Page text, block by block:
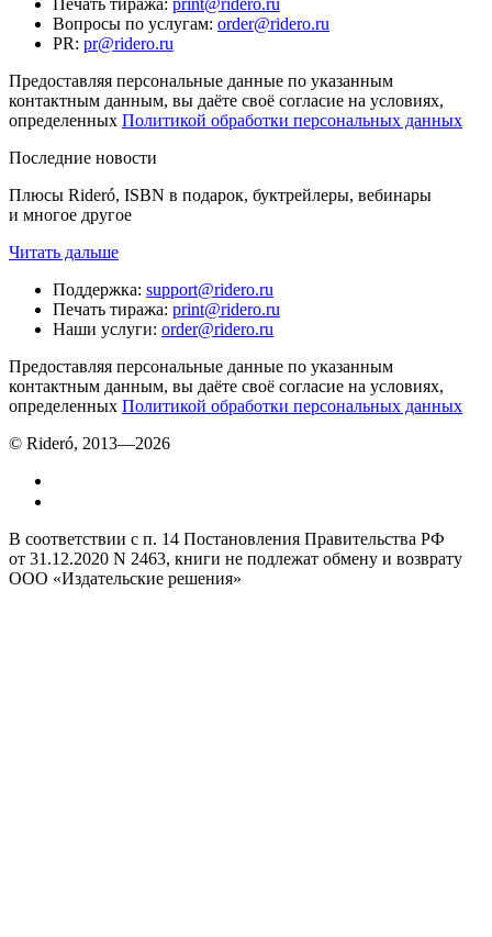
Печать тиража: print@ridero.ru
Вопросы по услугам: order@ridero.ru
PR: pr@ridero.ru
Предоставляя персональные данные по указанным
контактным данным, вы даёте своё согласие на условиях,
определенных Политикой обработки персональных данных
Последние новости
Плюсы Rideró, ISBN в подарок, буктрейлеры, вебинары
и многое другое
Читать дальше
Поддержка: support@ridero.ru
Печать тиража: print@ridero.ru
Наши услуги: order@ridero.ru
Предоставляя персональные данные по указанным
контактным данным, вы даёте своё согласие на условиях,
определенных Политикой обработки персональных данных
© Rideró, 2013—2026
В соответствии с п. 14 Постановления Правительства РФ
от 31.12.2020 N 2463, книги не подлежат обмену и возврату
ООО «Издательские решения»